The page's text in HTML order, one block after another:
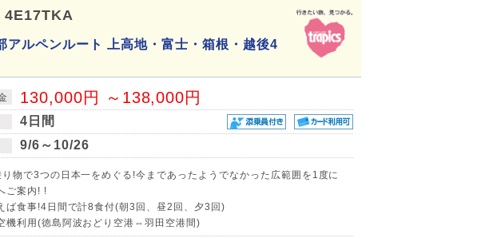
4E17TKA
アルペンルート 上高地・富士・箱根・越後4
130,000円 ～138,000円
4日間
9/6～10/26
物で3つの日本一をめぐる!今まであったようでなかった広範囲を1度に
ご案内! !
ば食事!4日間で計8食付(朝3回、昼2回、夕3回)
機利用(徳島阿波おどり空港⇔羽田空港間)